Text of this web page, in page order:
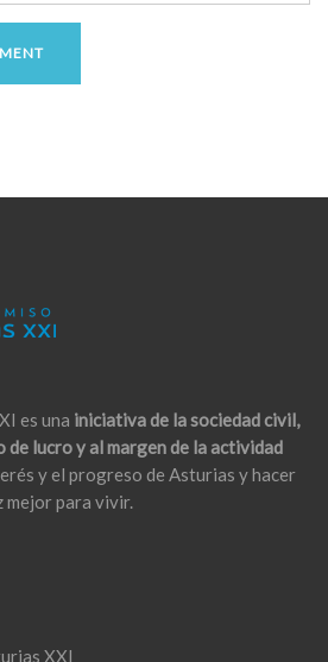
es una iniciativa de la sociedad civil,
de lucro y al margen de la actividad
y el progreso de Asturias y hacer
mejor para vivir.
XXI